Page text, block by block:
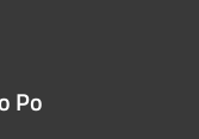
Po